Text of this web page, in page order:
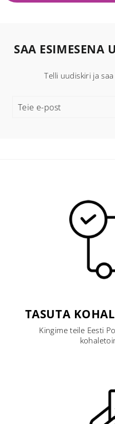
SAA ESIMESENA
Telli uudiskiri ja
TASUTA
Kingime teile Eesti